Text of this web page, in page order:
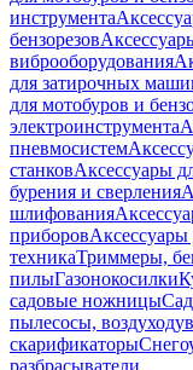
инструмента
бензорезов
виброоборудования
для затирочных
для мотобуров и
электроинструмента
пневмосистем
станковАксессуары
бурения и сверления
шлифования
приборовАксессуары
техникаТриммеры,
пилыГазонокосилки
садовые ножницы
пылесосы,
скарификаторы
разбрасыватели